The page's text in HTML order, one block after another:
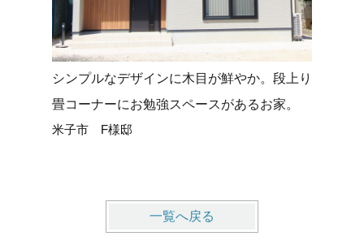
シンプルなデザインに木目が鮮やか。段上り
畳コーナーにお勉強スペースがあるお家。
米子市 F様邸
一覧へ戻る